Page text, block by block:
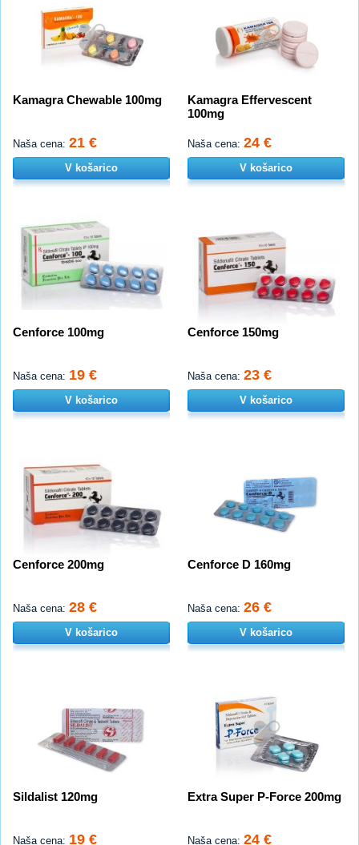
Kamagra Chewable 100mg
Naša cena: 21 €
V košarico
Kamagra Effervescent
100mg
Naša cena: 24 €
V košarico
Cenforce 100mg
Naša cena: 19 €
V košarico
Cenforce 150mg
Naša cena: 23 €
V košarico
Cenforce 200mg
Naša cena: 28 €
V košarico
Cenforce D 160mg
Naša cena: 26 €
V košarico
Sildalist 120mg
Naša cena: 19 €
Extra Super P-Force 200mg
Naša cena: 24 €